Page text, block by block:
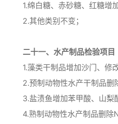
1.绵白糖、赤砂糖、红糖增
2.其他类别不变；
二十一、水产制品检验项目
1.藻类干制品增加沙门、修
2.预制动物性水产干制品删
3.盐渍鱼增加苯甲酸、山梨
4.熟制动物性水产制品删